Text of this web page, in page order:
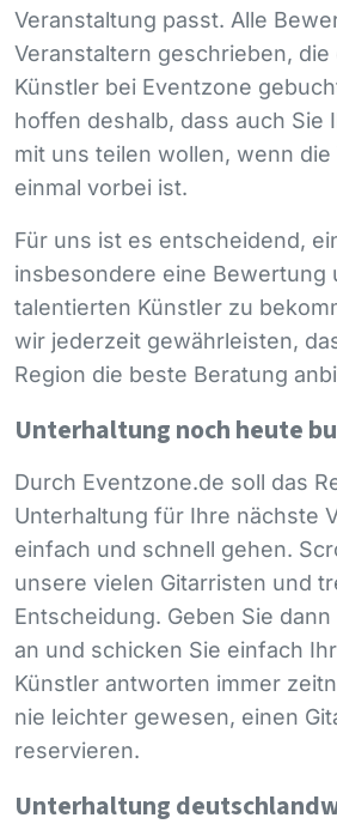
Veranstaltung passt. Alle
Veranstaltern geschrieben, die
Künstler bei Eventzone
hoffen deshalb, dass auch Sie
mit uns teilen wollen, wenn die
einmal vorbei ist.
Für uns ist es entscheidend,
insbesondere eine Bewertung
talentierten Künstler zu
wir jederzeit gewährleisten,
Region die beste Beratung
Unterhaltung noch heute
Durch Eventzone.de soll das
Unterhaltung für Ihre nächste
einfach und schnell gehen.
unsere vielen Gitarristen und
Entscheidung. Geben Sie
an und schicken Sie einfach
Künstler antworten immer
nie leichter gewesen, einen
reservieren.
Unterhaltung